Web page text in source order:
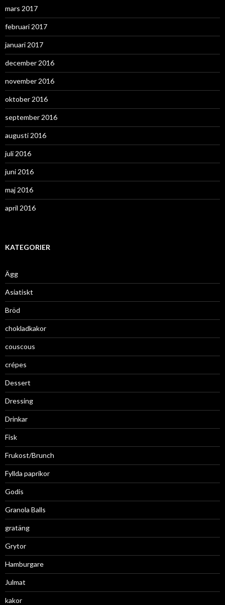
mars 2017
februari 2017
januari 2017
december 2016
november 2016
oktober 2016
september 2016
augusti 2016
juli 2016
juni 2016
maj 2016
april 2016
KATEGORIER
Ägg
Asiatiskt
Bröd
chokladkakor
couscous
crépes
Dessert
Dressing
Drinkar
Fisk
Frukost/Brunch
Fyllda paprikor
Godis
Granola Balls
gratäng
Grytor
Hamburgare
Julmat
kakor